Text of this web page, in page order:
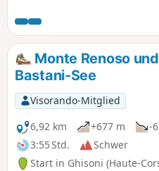
Monte Renoso
Bastani-See
Visorando-Mitglied
6,92 km
+677 m
-
3:55 Std.
Schwer
Start in Ghisoni (Haute-